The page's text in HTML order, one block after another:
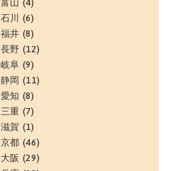
富山 (4)
石川 (6)
福井 (8)
長野 (12)
岐阜 (9)
静岡 (11)
愛知 (8)
三重 (7)
滋賀 (1)
京都 (46)
大阪 (29)